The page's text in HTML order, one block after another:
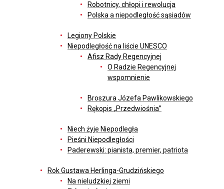
Robotnicy, chłopi i rewolucja
Polska a niepodległość sąsiadów
Legiony Polskie
Niepodległość na liście UNESCO
Afisz Rady Regencyjnej
O Radzie Regencyjnej
wspomnienie
Broszura Józefa Pawlikowskiego
Rękopis „Przedwiośnia”
Niech żyje Niepodległa
Pieśni Niepodległości
Paderewski: pianista, premier, patriota
Rok Gustawa Herlinga-Grudzińskiego
Na nieludzkiej ziemi